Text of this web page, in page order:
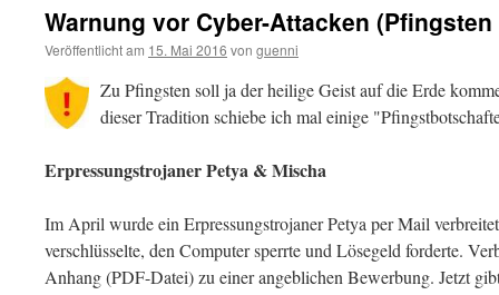
Warnung vor Cyber-Attacken (Pfingsten
Veröffentlicht am 15. Mai 2016 von guenni
Zu Pfingsten soll ja der heilige Geist auf die Erde
dieser Tradition schiebe ich mal einige
Erpressungstrojaner Petya & Mischa
Im April wurde ein Erpressungstrojaner Petya per Mail
verschlüsselte, den Computer sperrte und Lösegeld forderte.
Anhang (PDF-Datei) zu einer angeblichen Bewerbung. Jetzt